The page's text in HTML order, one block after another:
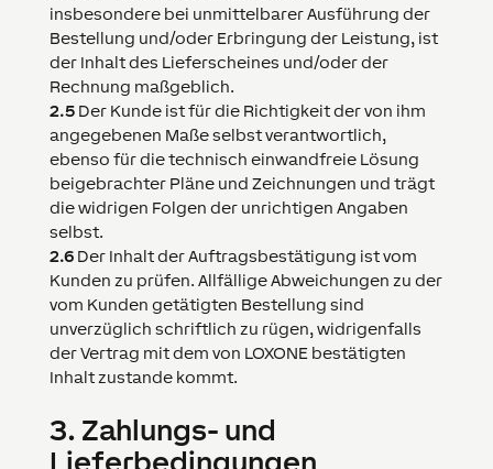
insbesondere bei unmittelbarer Ausführung der
Bestellung und/oder Erbringung der Leistung, ist
der Inhalt des Lieferscheines und/oder der
Rechnung maßgeblich.
2.5Der Kunde ist für die Richtigkeit der von ihm
angegebenen Maße selbst verantwortlich,
ebenso für die technisch einwandfreie Lösung
beigebrachter Pläne und Zeichnungen und trägt
die widrigen Folgen der unrichtigen Angaben
selbst.
2.6Der Inhalt der Auftragsbestätigung ist vom
Kunden zu prüfen. Allfällige Abweichungen zu der
vom Kunden getätigten Bestellung sind
unverzüglich schriftlich zu rügen, widrigenfalls
der Vertrag mit dem von LOXONE bestätigten
Inhalt zustande kommt.
3. Zahlungs- und
Lieferbedingungen